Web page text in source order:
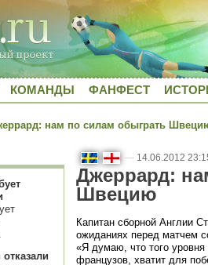
КОМАНДЫ ФАНФЕСТ
нам по силам обыграть
отказали
— 14.06.2012
Джеррард:
Швецию
Капитан сборной Англии
ожиданиях перед матчем
«Я думаю, что того
французов, хватит для